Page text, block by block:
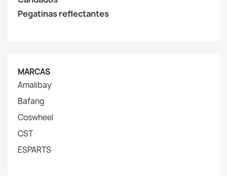
Pegatinas reflectantes
MARCAS
Amalibay
Bafang
Coswheel
CST
ESPARTS